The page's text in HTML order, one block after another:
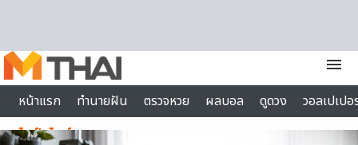
menu
หน้าแรก
ทำนายฝัน ตรวจหวย ผลบอล ดูดวง
วอลเปเป
ไลฟ์สไตล์